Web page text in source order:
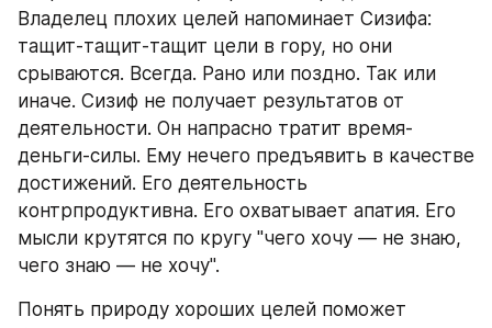
Владелец плохих целей напоминает Сизифа:
тащит-тащит-тащит цели в гору, но они
срываются. Всегда. Рано или поздно. Так или
иначе. Сизиф не получает результатов от
деятельности. Он напрасно тратит время-
деньги-силы. Ему нечего предъявить в качестве
достижений. Его деятельность
контрпродуктивна. Его охватывает апатия. Его
мысли крутятся по кругу "чего хочу — не знаю,
чего знаю — не хочу".
Понять природу хороших целей поможет